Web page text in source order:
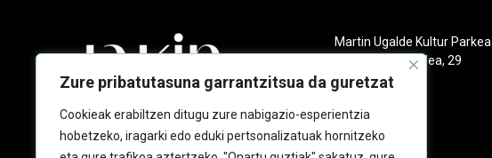
Zure pribatutasuna garrantzitsua da guretzat
Cookieak erabiltzen ditugu zure nabigazio-esperientzia
hobetzeko, iragarki edo eduki pertsonalizatuak hornitzeko
Martin Ugalde Kultur Parkea
Gudarien etorbidea, 29
20140 Andoain
943 218 092
jakin@jakin.eus